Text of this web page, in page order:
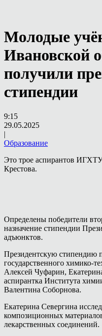
Молодые
Ивановской
получили
стипендии
9:15
29.05.2025
|
Образование
Это трое аспирантов
Крестова.
Определены победители
назначение стипендии
адъюнктов.
Президентскую стипендию
государственного химико-
Алексей Чуфарин,
аспирантка Института
Валентина Соборнова.
Екатерина Севергина
композиционных
лекарственных соединений.